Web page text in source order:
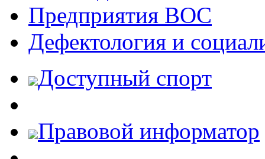
Предприятия ВОС
Дефектология и
Доступный спорт
Правовой информатор